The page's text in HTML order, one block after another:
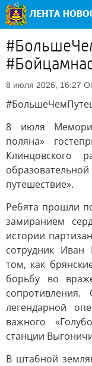
8 июля 2026, 16:27
8 июля
поляна»
Клинцовского
путешествие».
Ребята прошли
замиранием
истории
сотрудник Иван
том, как
борьбу во
легендарной
важного
станции
В штабной